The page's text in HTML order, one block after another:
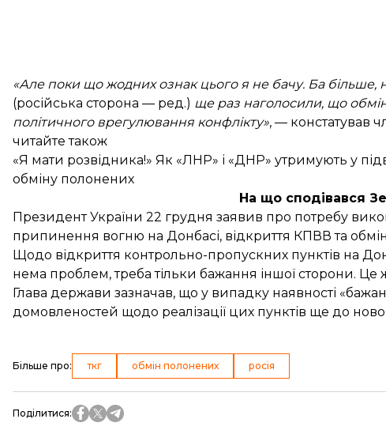
«Але поки що жодних ознак цього я не бачу. Ба більше,
(російська сторона — ред.) ще раз наголосили, що
політичного врегулювання конфлікту», — констатував
читайте також
«Я мати розвідника!» Як «ЛНР» і «ДНР» утримують у
обміну полонених
На що сподівався
Президент України 22 грудня заявив про потребу
припинення вогню на Донбасі, відкриття КПВВ та
Щодо відкриття контрольно-пропускних пунктів на
нема проблем, треба тільки бажання іншої сторони. Це
Глава держави зазначав, що у випадку наявності
домовленостей щодо реалізації цих пунктів ще до
Більше про: ткг обмін полонених росія
Поділитися: